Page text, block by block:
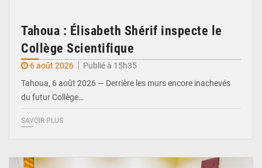
Tahoua : Élisabeth Shérif inspecte le
Collège Scientifique
6 août 2026
Publié à 15h35
Tahoua, 6 août 2026 — Derrière les murs encore inachevés
du futur Collège…
SAVOIR PLUS